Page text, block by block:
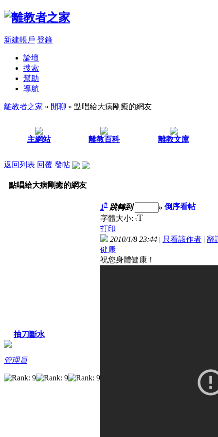
新建帳戶 登錄
論壇
搜索
幫助
導航
離教者之家 » 閒聊 » 點唱給大病剛癒的網友
主網站 離教百科 離教文庫
返回列表 回覆 發帖
點唱給大病剛癒的網友
抽刀斷水
管理員
1# 跳轉到 » 倒序看帖
字體大小: tT
打印
2010/1/8 23:44 | 只看該作者 | 翻
健康
祝您身體健康！